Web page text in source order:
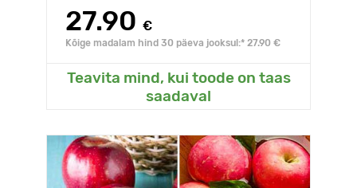
27.90 €
Kõige madalam hind 30 päeva jooksul:* 27.90 €
Teavita mind, kui toode on taas
saadaval